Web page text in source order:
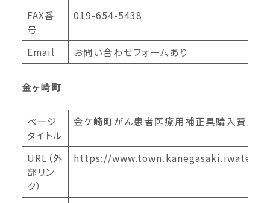
FAX番
号
019-654-5438
Email お問い合わせフォームあり
金ヶ崎町
ページ
タイトル
金ケ崎町がん患者医療用補正具購入費用助
URL（外
部リン
ク）
https://